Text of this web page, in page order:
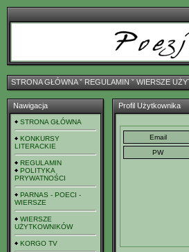
STRONA GŁÓWNAˇ REGULAMIN ˇ WIERSZE
Nawigacja
STRONA GŁÓWNA
KONKURSY
LITERACKIE
REGULAMIN
POLITYKA
PRYWATNOŚCI
PARNAS - POECI -
WIERSZE
WIERSZE
UŻYTKOWNIKÓW
KORGO TV
Profil Użytkownika